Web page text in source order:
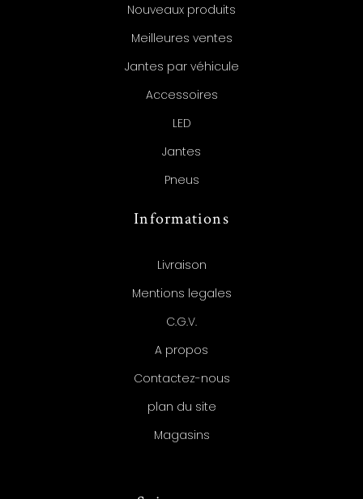
Nouveaux produits
Meilleures ventes
Jantes par véhicule
Accessoires
LED
Jantes
Pneus
Informations
Livraison
Mentions legales
C.G.V.
A propos
Contactez-nous
plan du site
Magasins